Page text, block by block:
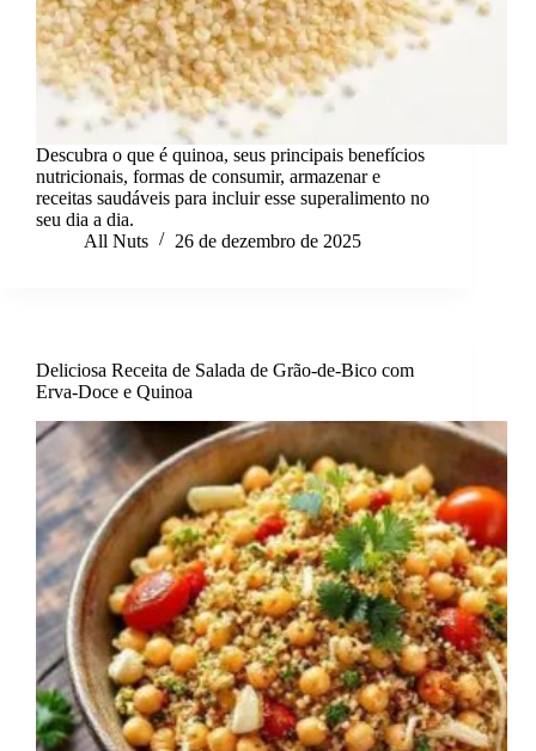
Descubra o que é quinoa, seus principais benefícios
nutricionais, formas de consumir, armazenar e
receitas saudáveis para incluir esse superalimento no
seu dia a dia.
All Nuts
26 de dezembro de 2025
Deliciosa Receita de Salada de Grão-de-Bico com
Erva-Doce e Quinoa